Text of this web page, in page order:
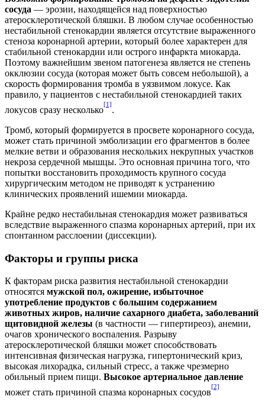
сосуда — эрозии, находящейся над поверхностью
атеросклеротической бляшки. В любом случае особенностью
нестабильной стенокардии является отсутствие выраженного
стеноза коронарной артерии, который более характерен для
стабильной стенокардии или острого инфаркта миокарда.
Поэтому важнейшим звеном патогенеза является не степень
окклюзии сосуда (которая может быть совсем небольшой), а
скорость формирования тромба в уязвимом локусе. Как
правило, у пациентов с нестабильной стенокардией таких
локусов сразу несколько
[1]
.
Тромб, который формируется в просвете коронарного сосуда,
может стать причиной эмболизации его фрагментов в более
мелкие ветви и образования нескольких некрупных участков
некроза сердечной мышцы. Это основная причина того, что
попытки восстановить проходимость крупного сосуда
хирургическим методом не приводят к устранению
клинических проявлений ишемии миокарда.
Крайне редко нестабильная стенокардия может развиваться
вследствие выраженного спазма коронарных артерий, при их
спонтанном расслоении (диссекции).
Факторы и группы риска
К факторам риска развития нестабильной стенокардии
относятся мужской пол, ожирение, избыточное
употребление продуктов с большим содержанием
животных жиров, наличие сахарного диабета, заболеваний
щитовидной железы (в частности — гипертиреоз), анемии,
очагов хронического воспаления. Разрыву
атеросклеротической бляшки может способствовать
интенсивная физическая нагрузка, гипертонический криз,
высокая лихорадка, сильный стресс, а также чрезмерно
обильный прием пищи. Высокое артериальное давление
может стать причиной спазма коронарных сосудов
[2]